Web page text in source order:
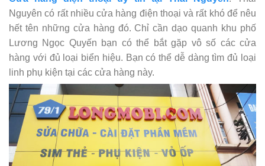
Nguyên có rất nhiều cửa hàng điện thoại và rất khó để nêu
hết tên những cửa hàng đó. Chỉ cần dạo quanh khu phố
Lương Ngọc Quyến bạn có thể bắt gặp vô số các cửa
hàng với đủ loại biển hiệu. Bạn có thể dễ dàng tìm đủ loại
linh phụ kiện tại các cửa hàng này.